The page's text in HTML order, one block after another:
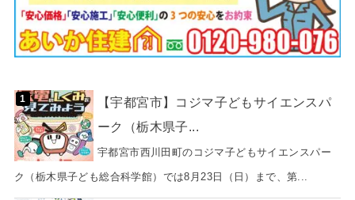
【宇都宮市】コジマ子どもサイエンスパ
ーク（栃木県子...
宇都宮市西川田町のコジマ子どもサイエンスパー
ク（栃木県子ども総合科学館）では8月23日（日）まで、第...